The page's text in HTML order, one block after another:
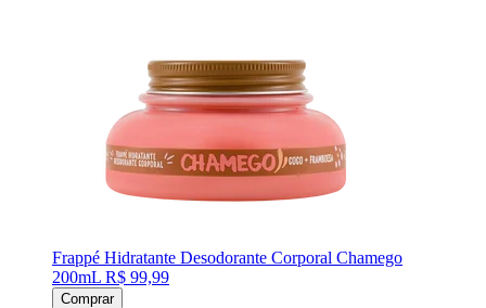
Frappé Hidratante Desodorante Corporal Chamego
200mL R$ 99,99
Comprar